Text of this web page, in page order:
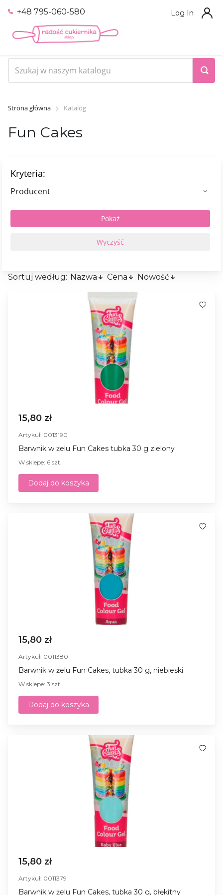
+48 795-060-580 Log In
Strona główna Katalog
Fun Cakes
Kryteria:
Producent
Sortuj według: Nazwa Cena Nowość
15,80 zł
Artykuł: 0013190
Barwnik w żelu Fun Cakes tubka 30 g zielony
W sklepe: 6 szt.
Dodaj do koszyka
15,80 zł
Artykuł: 0011380
Barwnik w żelu Fun Cakes, tubka 30 g, niebieski
W sklepe: 3 szt.
Dodaj do koszyka
15,80 zł
Artykuł: 0011379
Barwnik w żelu Fun Cakes, tubka 30 g, błękitny